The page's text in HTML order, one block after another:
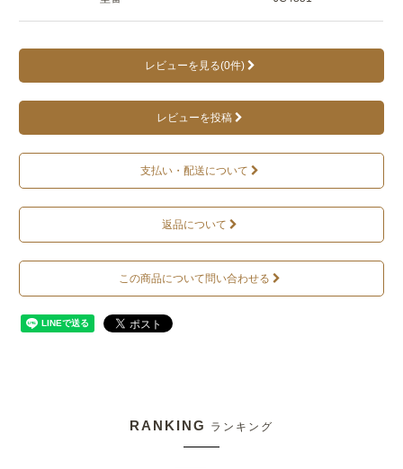
レビューを見る(0件)
レビューを投稿
支払い・配送について
返品について
この商品について問い合わせる
RANKING ランキング